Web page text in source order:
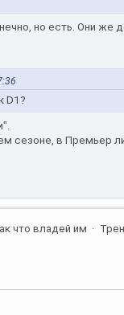
но есть. Они же
D1?
сезоне, в Премьер
что владей им